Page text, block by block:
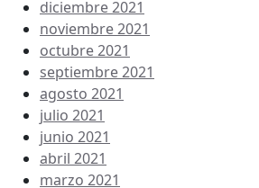
diciembre 2021
noviembre 2021
octubre 2021
septiembre 2021
agosto 2021
julio 2021
junio 2021
abril 2021
marzo 2021